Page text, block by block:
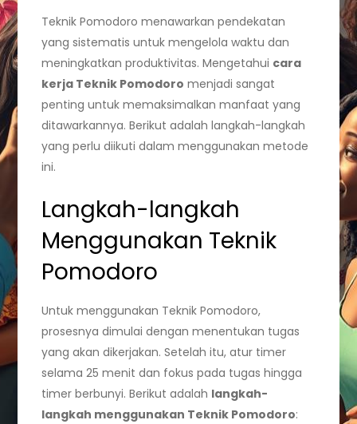
Teknik Pomodoro menawarkan pendekatan
yang sistematis untuk mengelola waktu dan
meningkatkan produktivitas. Mengetahui cara
kerja Teknik Pomodoro menjadi sangat
penting untuk memaksimalkan manfaat yang
ditawarkannya. Berikut adalah langkah-langkah
yang perlu diikuti dalam menggunakan metode
ini.
Langkah-langkah
Menggunakan Teknik
Pomodoro
Untuk menggunakan Teknik Pomodoro,
prosesnya dimulai dengan menentukan tugas
yang akan dikerjakan. Setelah itu, atur timer
selama 25 menit dan fokus pada tugas hingga
timer berbunyi. Berikut adalah langkah-
langkah menggunakan Teknik Pomodoro: